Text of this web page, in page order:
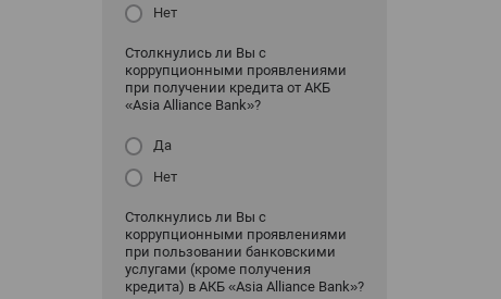
Нет
Столкнулись ли Вы с
коррупционными проявлениями
при получении кредита от АКБ
«Asia Alliance Bank»?
Да
Нет
Столкнулись ли Вы с
коррупционными проявлениями
при пользовании банковскими
услугами (кроме получения
кредита) в АКБ «Asia Alliance Bank»?